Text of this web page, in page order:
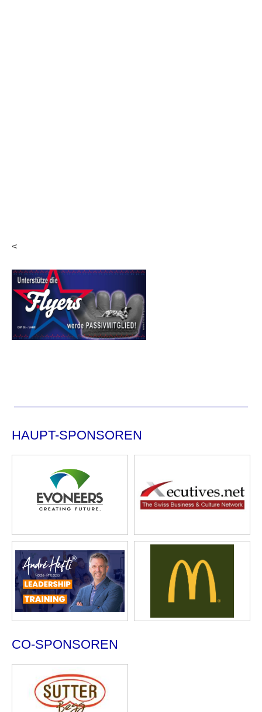
<
HAUPT-SPONSOREN
CO-SPONSOREN